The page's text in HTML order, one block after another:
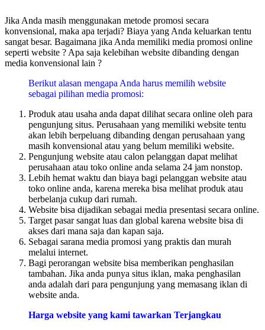
Jika Anda masih menggunakan metode promosi secara
konvensional, maka apa terjadi? Biaya yang Anda keluarkan tentu
sangat besar. Bagaimana jika Anda memiliki media promosi online
seperti website ? Apa saja kelebihan website dibanding dengan
media konvensional lain ?
Berikut alasan mengapa Anda harus memilih website
sebagai pilihan media promosi:
Produk atau usaha anda dapat dilihat secara online oleh para
pengunjung situs. Perusahaan yang memiliki website tentu
akan lebih berpeluang dibanding dengan perusahaan yang
masih konvensional atau yang belum memiliki website.
Pengunjung website atau calon pelanggan dapat melihat
perusahaan atau toko online anda selama 24 jam nonstop.
Lebih hemat waktu dan biaya bagi pelanggan website atau
toko online anda, karena mereka bisa melihat produk atau
berbelanja cukup dari rumah.
Website bisa dijadikan sebagai media presentasi secara online.
Target pasar sangat luas dan global karena website bisa di
akses dari mana saja dan kapan saja.
Sebagai sarana media promosi yang praktis dan murah
melalui internet.
Bagi perorangan website bisa memberikan penghasilan
tambahan. Jika anda punya situs iklan, maka penghasilan
anda adalah dari para pengunjung yang memasang iklan di
website anda.
Harga website yang kami tawarkan Terjangkau